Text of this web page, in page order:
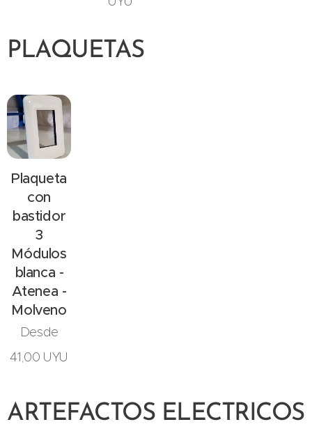
PLAQUETAS
Plaqueta
con
bastidor
3
Módulos
blanca -
Atenea -
Molveno
Desde
41,00 UYU
ARTEFACTOS ELECTRICOS